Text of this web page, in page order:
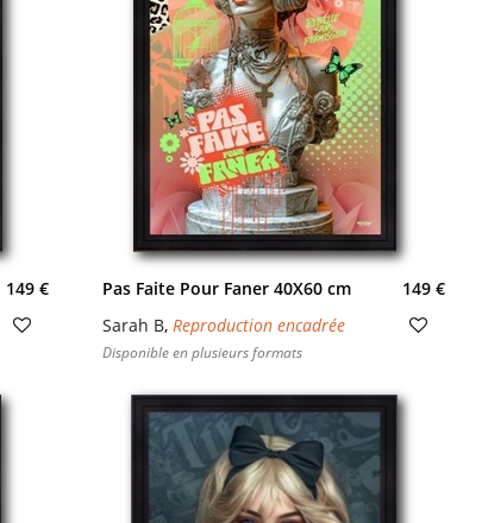
149 €
Pas Faite Pour Faner 40X60 cm
149 €
Sarah B, Reproduction encadrée
Disponible en plusieurs formats